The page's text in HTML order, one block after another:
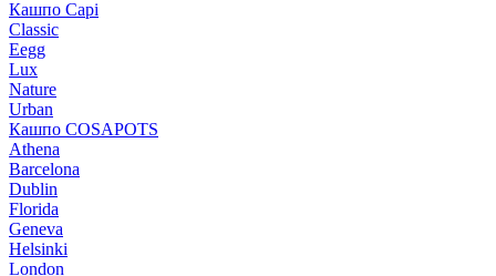
Кашпо Capi
Classic
Eegg
Lux
Nature
Urban
Кашпо COSAPOTS
Athena
Barcelona
Dublin
Florida
Geneva
Helsinki
London